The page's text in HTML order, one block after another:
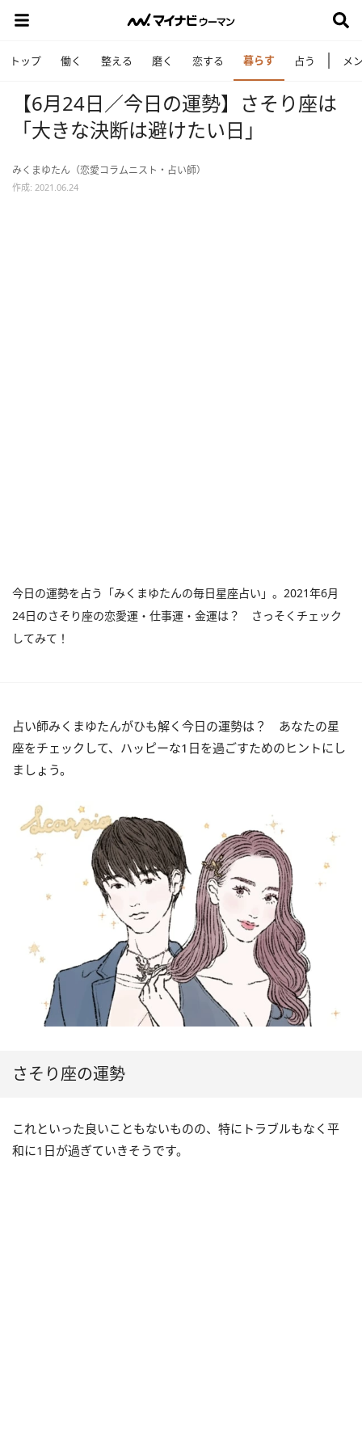
トップ 働く 整える 磨く 恋する 暮らす 占う メ
【6月24日／今日の運勢】さそり座は
「大きな決断は避けたい日」
みくまゆたん（恋愛コラムニスト・占い師）
作成: 2021.06.24
今日の運勢を占う「みくまゆたんの毎日星座占い」。2021年6月
24日のさそり座の恋愛運・仕事運・金運は？ さっそくチェック
してみて！
占い師みくまゆたんがひも解く今日の運勢は？ あなたの星
座をチェックして、ハッピーな1日を過ごすためのヒントにし
ましょう。
さそり座の運勢
これといった良いこともないものの、特にトラブルもなく平
和に1日が過ぎていきそうです。